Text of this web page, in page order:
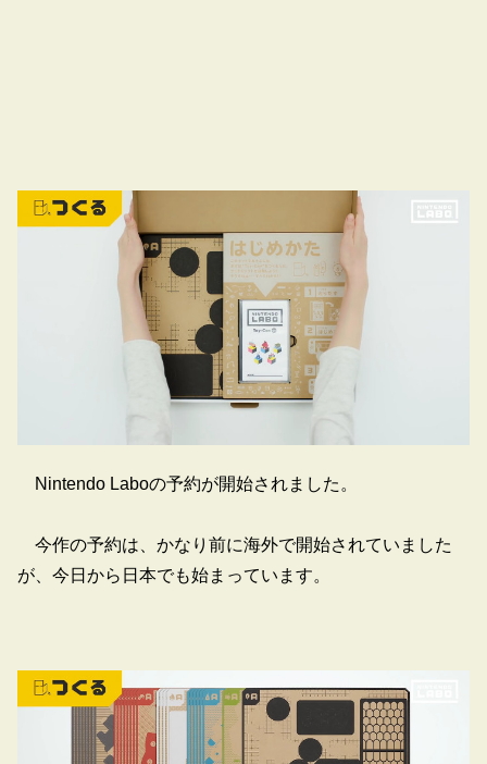
Nintendo Laboの予約が開始されました。
今作の予約は、かなり前に海外で開始されていました
が、今日から日本でも始まっています。